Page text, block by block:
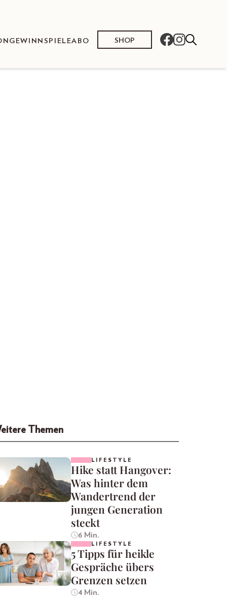
GEWINNSPIELEABO SHOP
Themen
LIFESTYLE
Hike statt Hangover:
Was hinter dem
Wandertrend der
jungen Generation
steckt
6 Min.
LIFESTYLE
5 Tipps für heikle
Gespräche übers
Grenzen setzen
4 Min.